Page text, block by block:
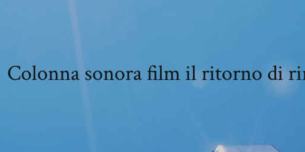
Colonna sonora film il ritorno di